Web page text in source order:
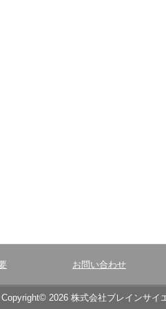
お問い合わせ
Copyright© 2026 株式会社ブレインサイ